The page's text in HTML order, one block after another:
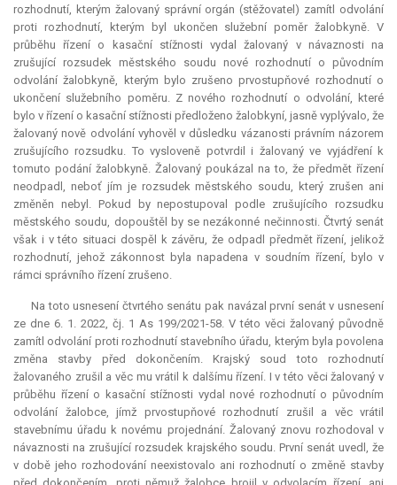
rozhodnutí, kterým žalovaný správní orgán (stěžovatel) zamítl odvolání
proti rozhodnutí, kterým byl ukončen služební poměr žalobkyně. V
průběhu řízení o kasační stížnosti vydal žalovaný v návaznosti na
zrušující rozsudek městského soudu nové rozhodnutí o původním
odvolání žalobkyně, kterým bylo zrušeno prvostupňové rozhodnutí o
ukončení služebního poměru. Z nového rozhodnutí o odvolání, které
bylo v řízení o kasační stížnosti předloženo žalobkyní, jasně vyplývalo, že
žalovaný nově odvolání vyhověl v důsledku vázanosti právním názorem
zrušujícího rozsudku. To vysloveně potvrdil i žalovaný ve vyjádření k
tomuto podání žalobkyně. Žalovaný poukázal na to, že předmět řízení
neodpadl, neboť jím je rozsudek městského soudu, který zrušen ani
změněn nebyl. Pokud by nepostupoval podle zrušujícího rozsudku
městského soudu, dopouštěl by se nezákonné nečinnosti. Čtvrtý senát
však i v této situaci dospěl k závěru, že odpadl předmět řízení, jelikož
rozhodnutí, jehož zákonnost byla napadena v soudním řízení, bylo v
rámci správního řízení zrušeno.
Na toto usnesení čtvrtého senátu pak navázal první senát v usnesení
ze dne 6. 1. 2022, čj. 1 As 199/2021-58. V této věci žalovaný původně
zamítl odvolání proti rozhodnutí stavebního úřadu, kterým byla povolena
změna stavby před dokončením. Krajský soud toto rozhodnutí
žalovaného zrušil a věc mu vrátil k dalšímu řízení. I v této věci žalovaný v
průběhu řízení o kasační stížnosti vydal nové rozhodnutí o původním
odvolání žalobce, jímž prvostupňové rozhodnutí zrušil a věc vrátil
stavebnímu úřadu k novému projednání. Žalovaný znovu rozhodoval v
návaznosti na zrušující rozsudek krajského soudu. První senát uvedl, že
v době jeho rozhodování neexistovalo ani rozhodnutí o změně stavby